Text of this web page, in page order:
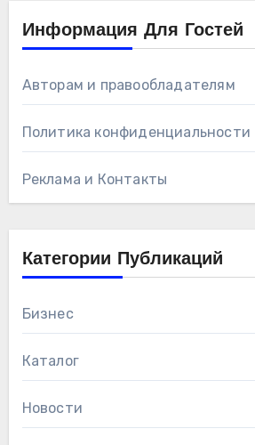
Информация Для Гостей
Авторам и правообладателям
Политика конфиденциальности
Реклама и Контакты
Категории Публикаций
Бизнес
Каталог
Новости